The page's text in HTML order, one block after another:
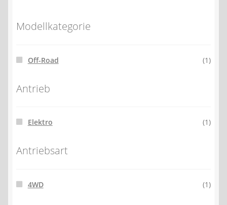
Modellkategorie
Off-Road (1)
Antrieb
Elektro (1)
Antriebsart
4WD (1)